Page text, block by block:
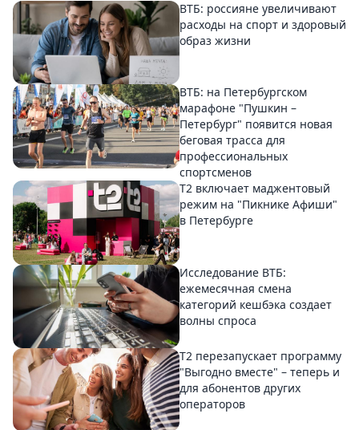
ВТБ: россияне увеличивают
расходы на спорт и здоровый
образ жизни
ВТБ: на Петербургском
марафоне "Пушкин –
Петербург" появится новая
беговая трасса для
профессиональных
спортсменов
Т2 включает маджентовый
режим на "Пикнике Афиши"
в Петербурге
Исследование ВТБ:
ежемесячная смена
категорий кешбэка создает
волны спроса
Т2 перезапускает программу
"Выгодно вместе" – теперь и
для абонентов других
операторов